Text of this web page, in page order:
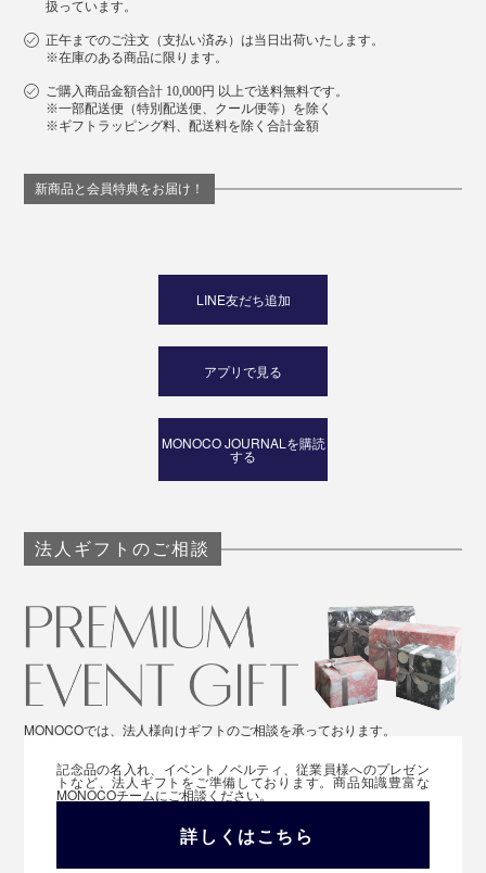
扱っています。
正午までのご注文（支払い済み）は当日出荷いたします。
※在庫のある商品に限ります。
ご購入商品金額合計 10,000円 以上で送料無料です。
※一部配送便（特別配送便、クール便等）を除く
※ギフトラッピング料、配送料を除く合計金額
新商品と会員特典をお届け！
LINE友だち追加
アプリで見る
MONOCO JOURNALを購読
する
法人ギフトのご相談
MONOCOでは、法人様向けギフトのご相談を承っております。
記念品の名入れ、イベントノベルティ、従業員様へのプレゼン
トなど、法人ギフトをご準備しております。商品知識豊富な
MONOCOチームにご相談ください。
詳しくはこちら